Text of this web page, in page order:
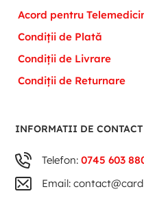
Acord pentru
Condiții de Plată
Condiții de Livrare
Condiții de Returnare
INFORMATII DE CONTACT
Telefon:0745 603
Email: